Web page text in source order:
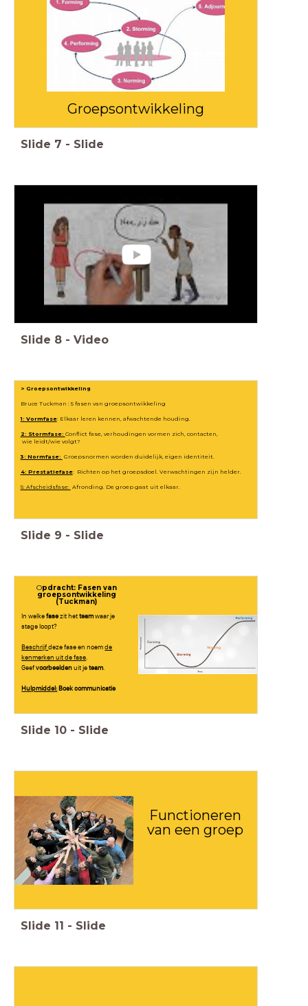
Groepsontwikkeling
Slide 7 - Slide
Slide 8 - Video
> Groepsontwikkeling
Bruce Tuckman : 5 fasen van groepsontwikkeling
1: Vormfase: Elkaar leren kennen, afwachtende houding.
2: Stormfase: Conflict fase, verhoudingen vormen zich, contacten,
wie leidt/wie volgt?
3: Normfase: Groepsnormen worden duidelijk, eigen identiteit.
4: Prestatiefase: Richten op het groepsdoel. Verwachtingen zijn helder.
5: Afscheidsfase: Afronding. De groep gaat uit elkaar.
Slide 9 - Slide
Opdracht: Fasen van
groepsontwikkeling
(Tuckman)
In welkefasezit hetteamwaar je
stage loopt?
Beschrijfdeze fase en noemde
kenmerken uit de fase.
Geefvoorbeeldenuit jeteam.
Hulpmiddel:Boek communicatie
Slide 10 - Slide
Functioneren
van een groep
Slide 11 - Slide